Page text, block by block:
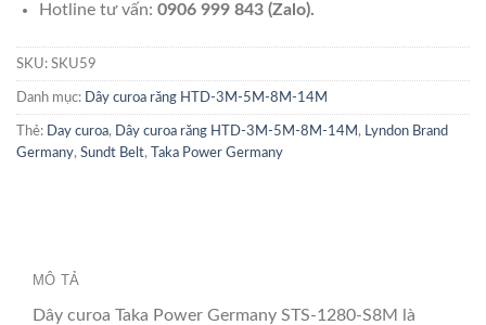
Hotline tư vấn: 0906 999 843 (Zalo).
SKU: SKU59
Danh mục: Dây curoa răng HTD-3M-5M-8M-14M
Thẻ: Day curoa, Dây curoa răng HTD-3M-5M-8M-14M ,
Lyndon Brand
Germany, Sundt Belt, Taka Power Germany
MÔ TẢ
Dây curoa Taka Power Germany STS-1280-S8M là